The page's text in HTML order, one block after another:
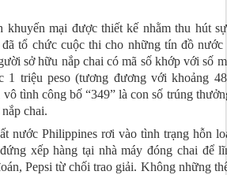
khuyến mại được thiết kế nhằm thu hút
tổ chức cuộc thi cho những tín đồ nước
sở hữu nắp chai có mã số khớp với số
1 triệu peso (tương đương với khoảng
tình công bố “349” là con số trúng
chai.
nước Philippines rơi vào tình trạng hỗn
xếp hàng tại nhà máy đóng chai để
Pepsi từ chối trao giải. Không những